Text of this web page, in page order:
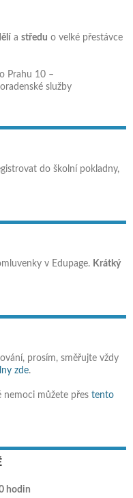
a středu o velké přestávce
Prahu 10 –
služby
do školní pokladny,
v Edupage. Krátký
prosím, směřujte vždy
zde.
nemoci můžete přes tento
hodin